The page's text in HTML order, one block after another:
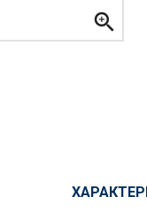
заказ, все
спасибо ему!
